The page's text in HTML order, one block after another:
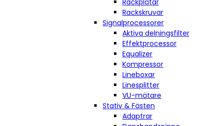
Rackplåtar
Rackskruvar
Signalprocessorer
Aktiva delningsfilter
Effektprocessor
Equalizer
Kompressor
Lineboxar
Linesplitter
VU-mätare
Stativ & Fästen
Adaptrar